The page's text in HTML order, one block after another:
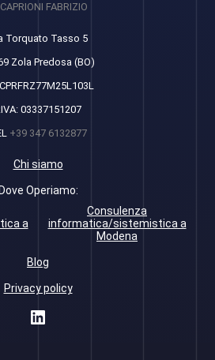
CAPRIONI FABRIZIO
Torquato Tasso 5
Zola Predosa (BO)
03337151207
+39 347 6132877
Chi siamo
Dove Operiamo:
a
Consulenza
informatica/sistemistica a
Modena
Blog
Privacy policy
LinkedIn